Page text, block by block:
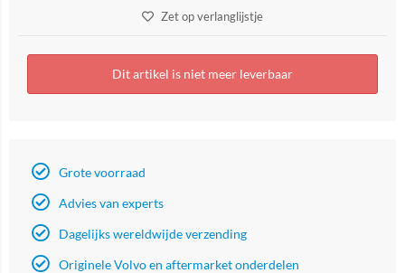
Zet op verlanglijstje
Dit artikel is niet meer leverbaar
Grote voorraad
Advies van experts
Dagelijks wereldwijde verzending
Originele Volvo en aftermarket onderdelen